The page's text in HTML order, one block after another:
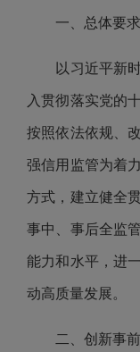
一、总体要求
以习近平新时
入贯彻落实党的
按照依法依规、
强信用监管为着
方式，建立健全
事中、事后全监
能力和水平，进
动高质量发展。
二、创新事前